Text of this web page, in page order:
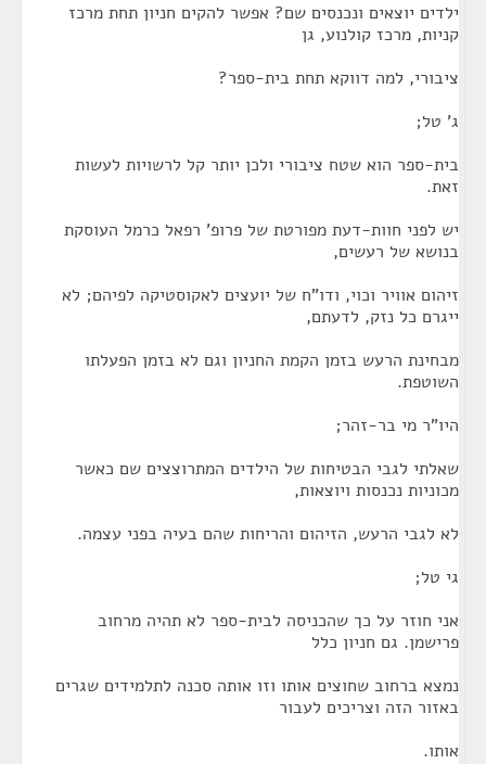
ילדים יוצאים ונכנסים שם? אפשר להקים חניון תחת מרכז
קניות, מרכז קולנוע, גן
ציבורי, למה דווקא תחת בית-ספר?
ג' טל;
בית-ספר הוא שטח ציבורי ולכן יותר קל לרשויות לעשות
זאת.
יש לפני חוות-דעת מפורטת של פרופ' רפאל כרמל העוסקת
בנושא של רעשים,
זיהום אוויר וכוי, ודו"ח של יועצים לאקוסטיקה לפיהם; לא
ייגרם כל נזק, לדעתם,
מבחינת הרעש בזמן הקמת החניון וגם לא בזמן הפעלתו
השוטפת.
היו"ר מי בר-זהר;
שאלתי לגבי הבטיחות של הילדים המתרוצצים שם כאשר
מכוניות נכנסות ויוצאות,
לא לגבי הרעש, הזיהום והריחות שהם בעיה בפני עצמה.
גי טל;
אני חוזר על כך שהכניסה לבית-ספר לא תהיה מרחוב
פרישמן. גם חניון כלל
נמצא ברחוב שחוצים אותו וזו אותה סכנה לתלמידים שגרים
באזור הזה וצריכים לעבור
אותו.